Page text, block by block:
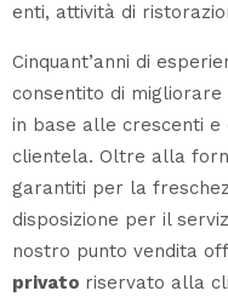
enti, attività di
Cinquant’anni di
consentito di
in base alle crescenti
clientela. Oltre alla
garantiti per la
disposizione per il
nostro punto vendita
privato riservato alla